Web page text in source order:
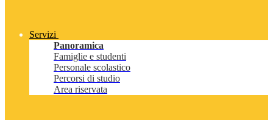
Servizi
Panoramica
Famiglie e studenti
Personale scolastico
Percorsi di studio
Area riservata